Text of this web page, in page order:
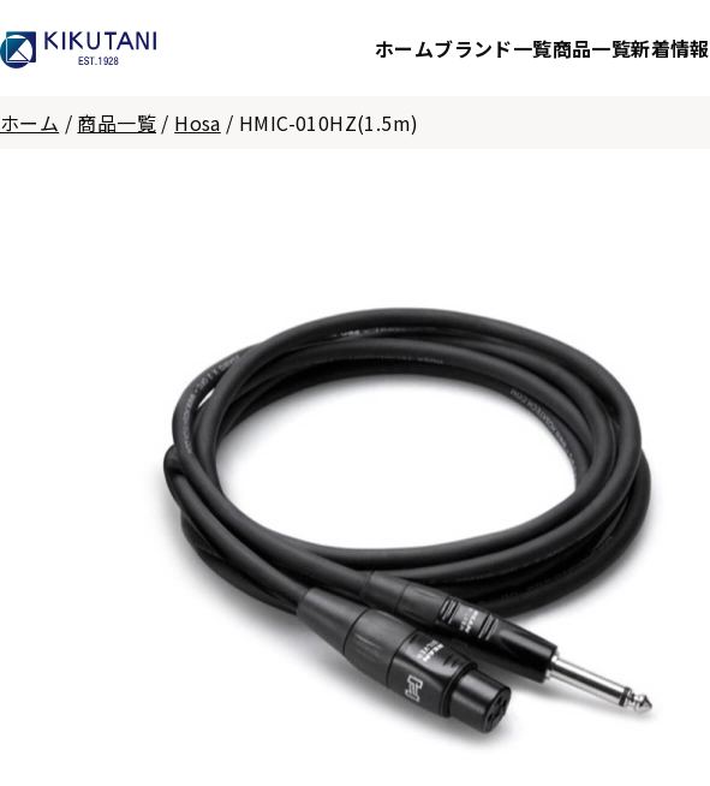
ホームブランド一覧商品一覧新着情報
ホーム / 商品一覧 / Hosa / HMIC-010HZ(1.5m)